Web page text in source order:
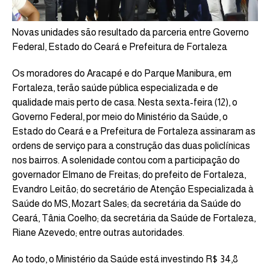
Novas unidades são resultado da parceria entre Governo
Federal, Estado do Ceará e Prefeitura de Fortaleza
Os moradores do Aracapé e do Parque Manibura, em
Fortaleza, terão saúde pública especializada e de
qualidade mais perto de casa. Nesta sexta-feira (12), o
Governo Federal, por meio do Ministério da Saúde, o
Estado do Ceará e a Prefeitura de Fortaleza assinaram as
ordens de serviço para a construção das duas policlínicas
nos bairros. A solenidade contou com a participação do
governador Elmano de Freitas; do prefeito de Fortaleza,
Evandro Leitão; do secretário de Atenção Especializada à
Saúde do MS, Mozart Sales; da secretária da Saúde do
Ceará, Tânia Coelho; da secretária da Saúde de Fortaleza,
Riane Azevedo; entre outras autoridades.
Ao todo, o Ministério da Saúde está investindo R$ 34,8